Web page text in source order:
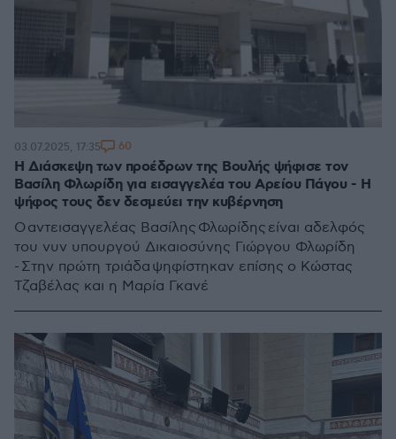
Η Διάσκεψη των προέδρων της Βουλής ψήφισε τον
Βασίλη Φλωρίδη για εισαγγελέα του Αρείου Πάγου - Η
ψήφος τους δεν δεσμεύει την κυβέρνηση
Ο αντεισαγγελέας Βασίλης Φλωρίδης είναι αδελφός
του νυν υπουργού Δικαιοσύνης Γιώργου Φλωρίδη
- Στην πρώτη τριάδα ψηφίστηκαν επίσης ο Κώστας
Τζαβέλας και η Μαρία Γκανέ
03.07.2025, 17:35 60